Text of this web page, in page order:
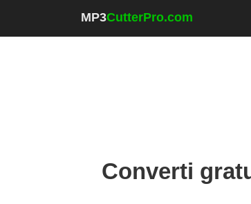
MP3CutterPro.com
Converti